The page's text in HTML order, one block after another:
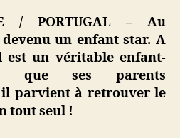
boussole
ses
parents
l’abandonnent
et
/ PORTUGAL – Au
un enfant star. A
est un véritable enfant-
que ses parents
parvient à retrouver le
tout seul !